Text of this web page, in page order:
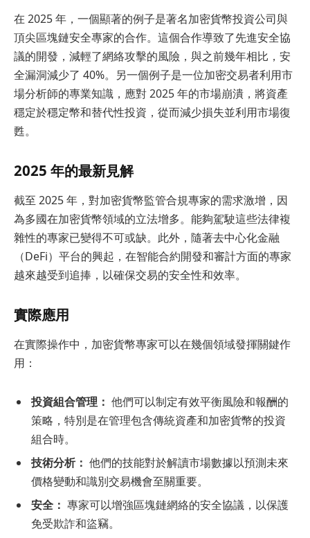
在 2025 年，一個顯著的例子是著名加密貨幣投資公司與
頂尖區塊鏈安全專家的合作。這個合作導致了先進安全協
議的開發，減輕了網絡攻擊的風險，與之前幾年相比，安
全漏洞減少了 40%。另一個例子是一位加密交易者利用市
場分析師的專業知識，應對 2025 年的市場崩潰，將資產
穩定於穩定幣和替代性投資，從而減少損失並利用市場復
甦。
2025 年的最新見解
截至 2025 年，對加密貨幣監管合規專家的需求激增，因
為多國在加密貨幣領域的立法增多。能夠駕駛這些法律複
雜性的專家已變得不可或缺。此外，隨著去中心化金融
（DeFi）平台的興起，在智能合約開發和審計方面的專家
越來越受到追捧，以確保交易的安全性和效率。
實際應用
在實際操作中，加密貨幣專家可以在幾個領域發揮關鍵作
用：
投資組合管理： 他們可以制定有效平衡風險和報酬的
策略，特別是在管理包含傳統資產和加密貨幣的投資
組合時。
技術分析： 他們的技能對於解讀市場數據以預測未來
價格變動和識別交易機會至關重要。
安全： 專家可以增強區塊鏈網絡的安全協議，以保護
免受欺詐和盜竊。